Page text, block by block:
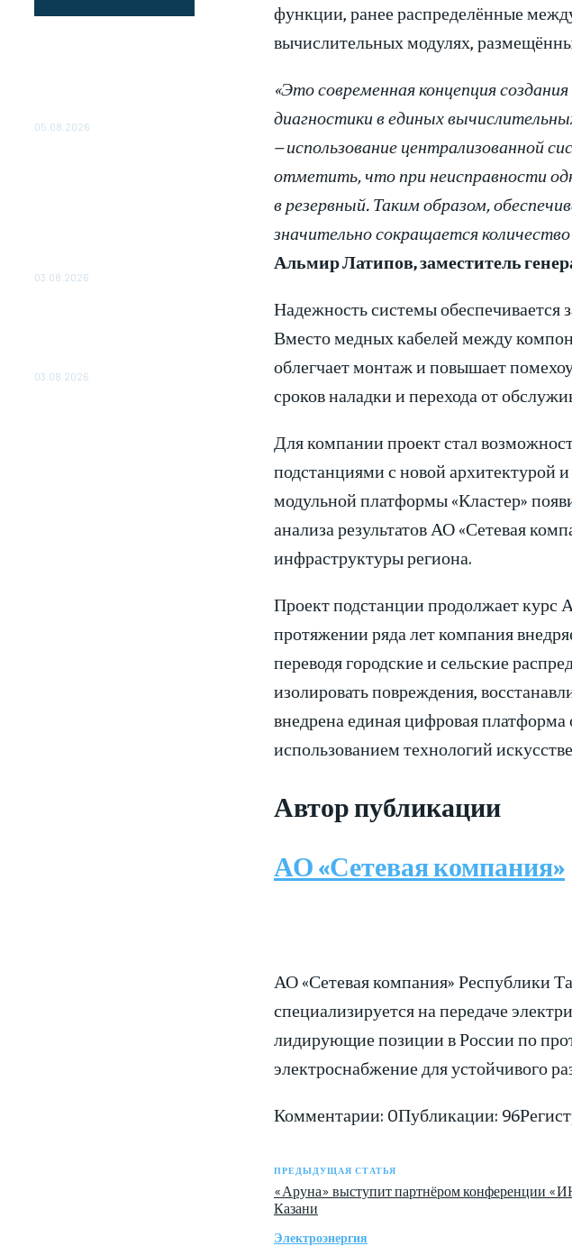
05.08.2026
03.08.2026
03.08.2026
функции, ранее распределённые
вычислительных модулях,
«Это современная концепция
диагностики в единых
– использование
отметить, что при неисправности
в резервный. Таким образом,
значительно сокращается
Альмир Латипов, заместитель
Надежность системы обеспечивается
Вместо медных кабелей между
облегчает монтаж и повышает
сроков наладки и перехода от
Для компании проект стал
подстанциями с новой архитектурой
модульной платформы «Кластер»
анализа результатов АО «Сетевая
инфраструктуры региона.
Проект подстанции продолжает курс
протяжении ряда лет компания
переводя городские и сельские
изолировать повреждения,
внедрена единая цифровая
использованием технологий
Автор публикации
АО «Сетевая компания»
АО «Сетевая компания» Республики
специализируется на передаче
лидирующие позиции в России по
электроснабжение для устойчивого
Комментарии: 0Публикации: 96
ПРЕДЫДУЩАЯ СТАТЬЯ
«Аруна» выступит партнёром конференции
Казани
Электроэнергия